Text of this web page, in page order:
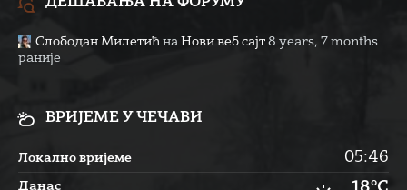
ДЕШАВАЊА НА ФОРУМУ
Слободан Милетић на Нови веб сајт 8 years, 7 months
раније
ВРИЈЕМЕ У ЧЕЧАВИ
Локално вријеме 05:46
Данас